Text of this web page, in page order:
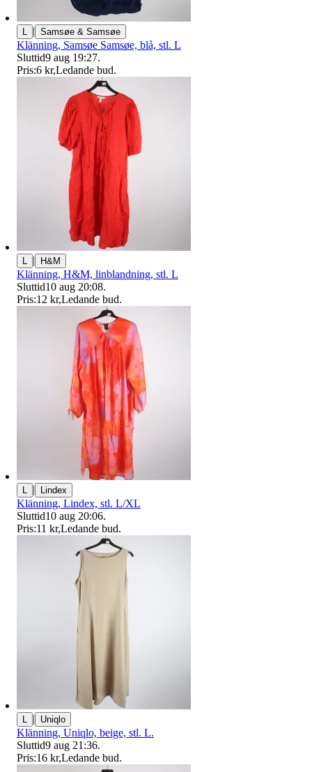
L | Samsøe & Samsøe
Klänning, Samsøe Samsøe, blå, stl. L
Sluttid9 aug 19:27.
Pris:6 kr,Ledande bud.
L | H&M
Klänning, H&M, linblandning, stl. L
Sluttid10 aug 20:08.
Pris:12 kr,Ledande bud.
L | Lindex
Klänning, Lindex, stl. L/XL
Sluttid10 aug 20:06.
Pris:11 kr,Ledande bud.
L | Uniqlo
Klänning, Uniqlo, beige, stl. L.
Sluttid9 aug 21:36.
Pris:16 kr,Ledande bud.